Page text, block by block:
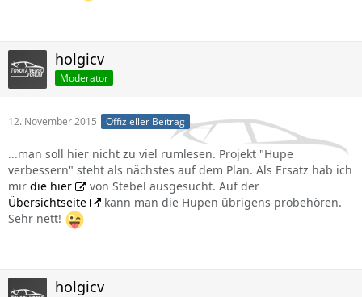
holgicv
Moderator
12. November 2015 Offizieller Beitrag
...man soll hier nicht zu viel rumlesen. Projekt "Hupe
verbessern" steht als nächstes auf dem Plan. Als Ersatz hab ich
mir die hier
von Stebel ausgesucht. Auf der
Übersichtseite
kann man die Hupen übrigens probehören.
Sehr nett!
holgicv